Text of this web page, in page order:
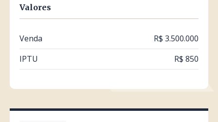
Valores
Venda
R$ 3.500.000
IPTU
R$ 850